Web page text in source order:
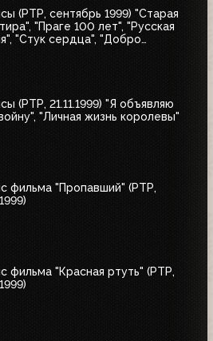
(РТР, сентябрь 1999) "Старая
"Праге 100 лет", "Русская
"Стук сердца", "Добро
(РТР, 21.11.1999) "Я объявляю
"Личная жизнь королевы"
фильма "Пропавший" (РТР,
фильма "Красная ртуть" (РТР,